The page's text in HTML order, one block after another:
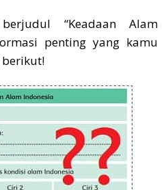
“Keadaan Alam
penting yang kamu